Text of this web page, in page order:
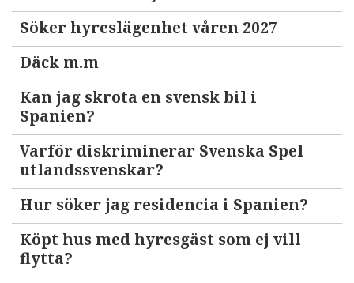
Söker hyreslägenhet våren 2027
Däck m.m
Kan jag skrota en svensk bil i
Spanien?
Varför diskriminerar Svenska Spel
utlandssvenskar?
Hur söker jag residencia i Spanien?
Köpt hus med hyresgäst som ej vill
flytta?